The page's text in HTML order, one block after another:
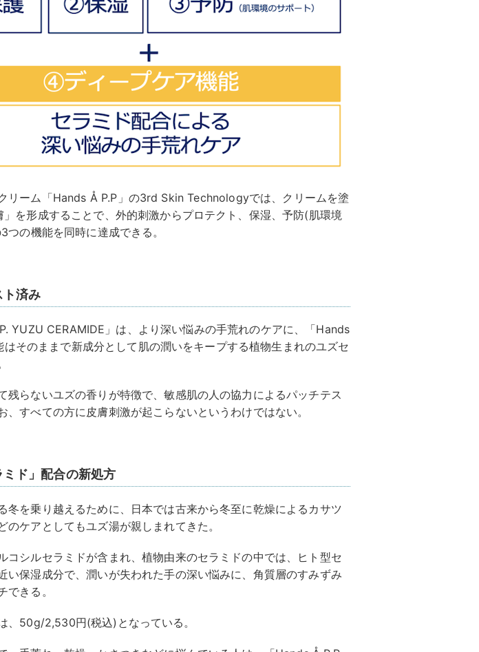
リーム「Hands Å P.P」の3rd Skin Technologyでは、クリームを塗
」を形成することで、外的刺激からプロテクト、保湿、予防(肌環境
つの機能を同時に達成できる。
ト済み
YUZU CERAMIDE」は、より深い悩みの⼿荒れのケアに、「Hands
はそのままで新成分として肌の潤いをキープする植物生まれのユズセ
残らないユズの香りが特徴で、敏感肌の人の協力によるパッチテス
、すべての方に皮膚刺激が起こらないというわけではない。
ミド」配合の新処方
冬を乗り越えるために、日本では古来から冬至に乾燥によるカサツ
のケアとしてもユズ湯が親しまれてきた。
コシルセラミドが含まれ、植物由来のセラミドの中では、ヒト型セ
い保湿成分で、潤いが失われた手の深い悩みに、角質層のすみずみ
できる。
、50g/2,530円(税込)となっている。